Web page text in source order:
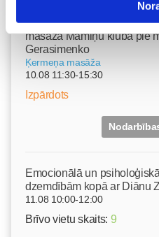
Grūtnieču masāža,
masāža Māmiņu klubā pie
Gerasimenko
Ķermeņa masāža
10.08 11:30-15:30
Izpārdots
Emocionālā un
dzemdībām kopā ar Diānu
11.08 10:00-12:00
Brīvo vietu skaits: 9